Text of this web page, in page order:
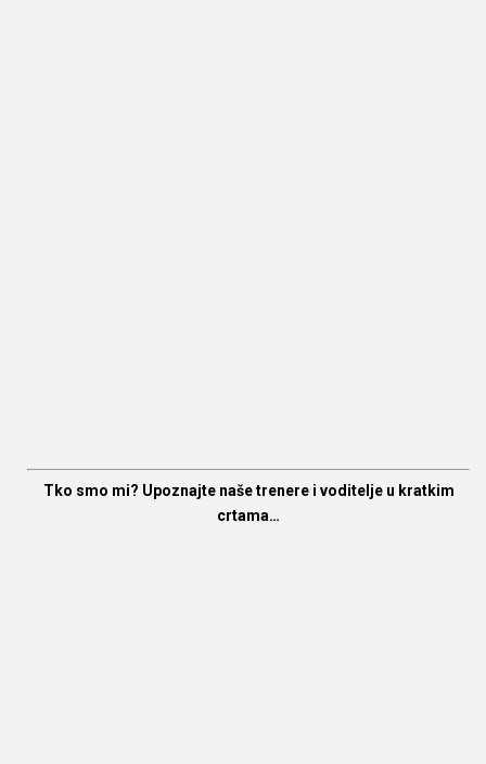
Tko smo mi? Upoznajte naše trenere i voditelje u kratkim
crtama…